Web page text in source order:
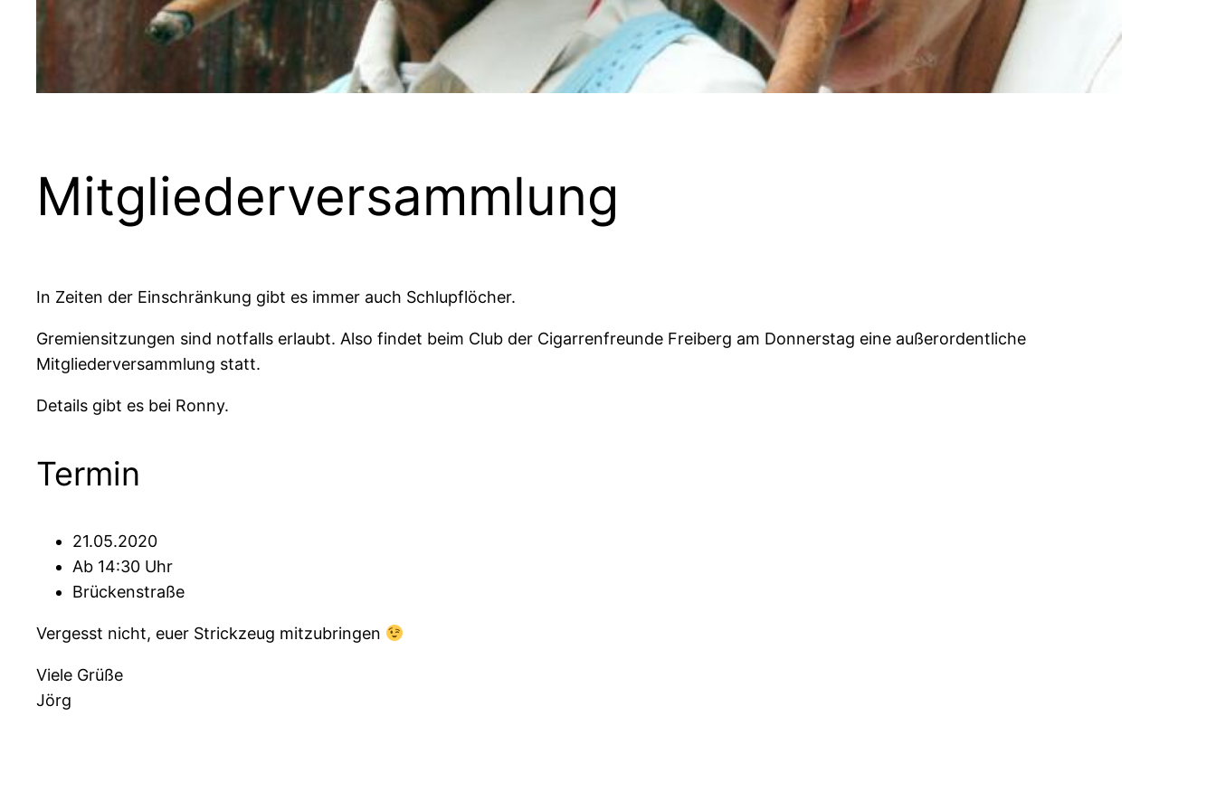
Mitgliederversammlung
In Zeiten der Einschränkung gibt es immer auch Schlupflöcher.
Gremiensitzungen sind notfalls erlaubt. Also findet beim Club der Cigarrenfreunde Freiberg am Donnerstag eine außerordentliche
Mitgliederversammlung statt.
Details gibt es bei Ronny.
Termin
21.05.2020
Ab 14:30 Uhr
Brückenstraße
Vergesst nicht, euer Strickzeug mitzubringen
Viele Grüße
Jörg